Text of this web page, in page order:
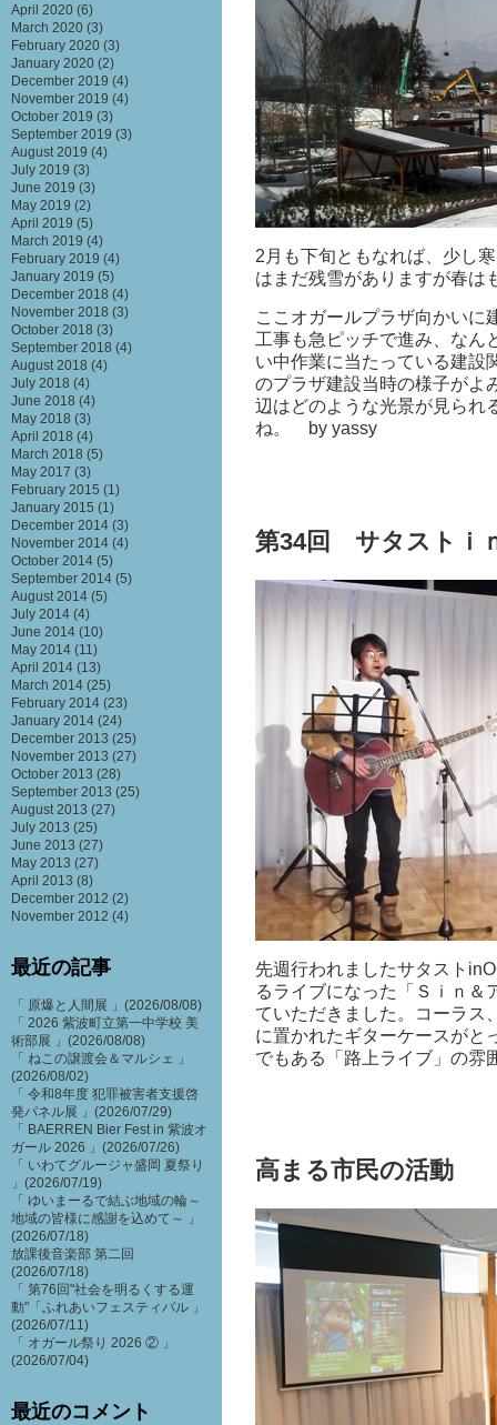
2月も下旬ともなれば、少し
はまだ残雪がありますが春は
ここオガールプラザ向かいに
工事も急ピッチで進み、なん
い中作業に当たっている建設
のプラザ建設当時の様子がよ
辺はどのような光景が見られ
ね。 by yassy
第34回 サタストｉ
先週行われましたサタスト
るライブになった「Ｓｉｎ＆
ていただきました。コーラス
に置かれたギターケースがと
でもある「路上ライブ」の
高まる市民の活動
April 2020 (6)
March 2020 (3)
February 2020 (3)
January 2020 (2)
December 2019 (4)
November 2019 (4)
October 2019 (3)
September 2019 (3)
August 2019 (4)
July 2019 (3)
June 2019 (3)
May 2019 (2)
April 2019 (5)
March 2019 (4)
February 2019 (4)
January 2019 (5)
December 2018 (4)
November 2018 (3)
October 2018 (3)
September 2018 (4)
August 2018 (4)
July 2018 (4)
June 2018 (4)
May 2018 (3)
April 2018 (4)
March 2018 (5)
May 2017 (3)
February 2015 (1)
January 2015 (1)
December 2014 (3)
November 2014 (4)
October 2014 (5)
September 2014 (5)
August 2014 (5)
July 2014 (4)
June 2014 (10)
May 2014 (11)
April 2014 (13)
March 2014 (25)
February 2014 (23)
January 2014 (24)
December 2013 (25)
November 2013 (27)
October 2013 (28)
September 2013 (25)
August 2013 (27)
July 2013 (25)
June 2013 (27)
May 2013 (27)
April 2013 (8)
December 2012 (2)
November 2012 (4)
最近の記事
「 原爆と人間展 」(2026/08/08)
「 2026 紫波町立第一中学校 美
術部展 」(2026/08/08)
「 ねこの譲渡会＆マルシェ 」
(2026/08/02)
「 令和8年度 犯罪被害者支援啓
発パネル展 」(2026/07/29)
「 BAERREN Bier Fest in 紫波オ
ガール 2026 」(2026/07/26)
「 いわてグルージャ盛岡 夏祭り
」(2026/07/19)
「 ゆいまーるで結ぶ地域の輪～
地域の皆様に感謝を込めて～ 」
(2026/07/18)
放課後音楽部 第二回
(2026/07/18)
「 第76回"社会を明るくする運
動"「ふれあいフェスティバル 」
(2026/07/11)
「 オガール祭り 2026 ② 」
(2026/07/04)
最近のコメント